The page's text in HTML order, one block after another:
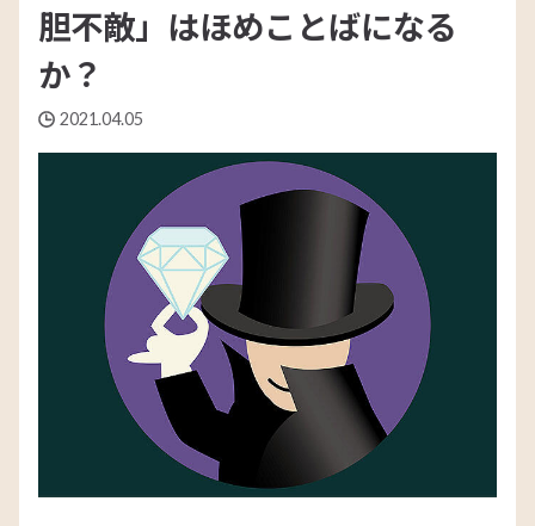
胆不敵」はほめことばになる
か？
2021.04.05